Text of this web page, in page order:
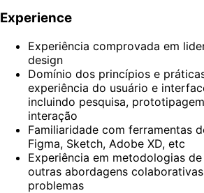
Experience
Experiência comprovada em
design
Domínio dos princípios e
experiência do usuário e
incluindo pesquisa,
interação
Familiaridade com ferramentas
Figma, Sketch, Adobe XD, etc
Experiência em metodologias
outras abordagens
problemas